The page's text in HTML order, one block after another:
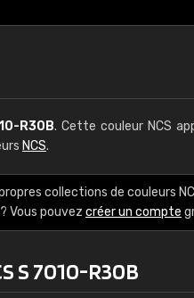
R30B. Cette couleur NCS
NCS.
collections de couleurs
Vous pouvez créer un compte
S 7010-R30B